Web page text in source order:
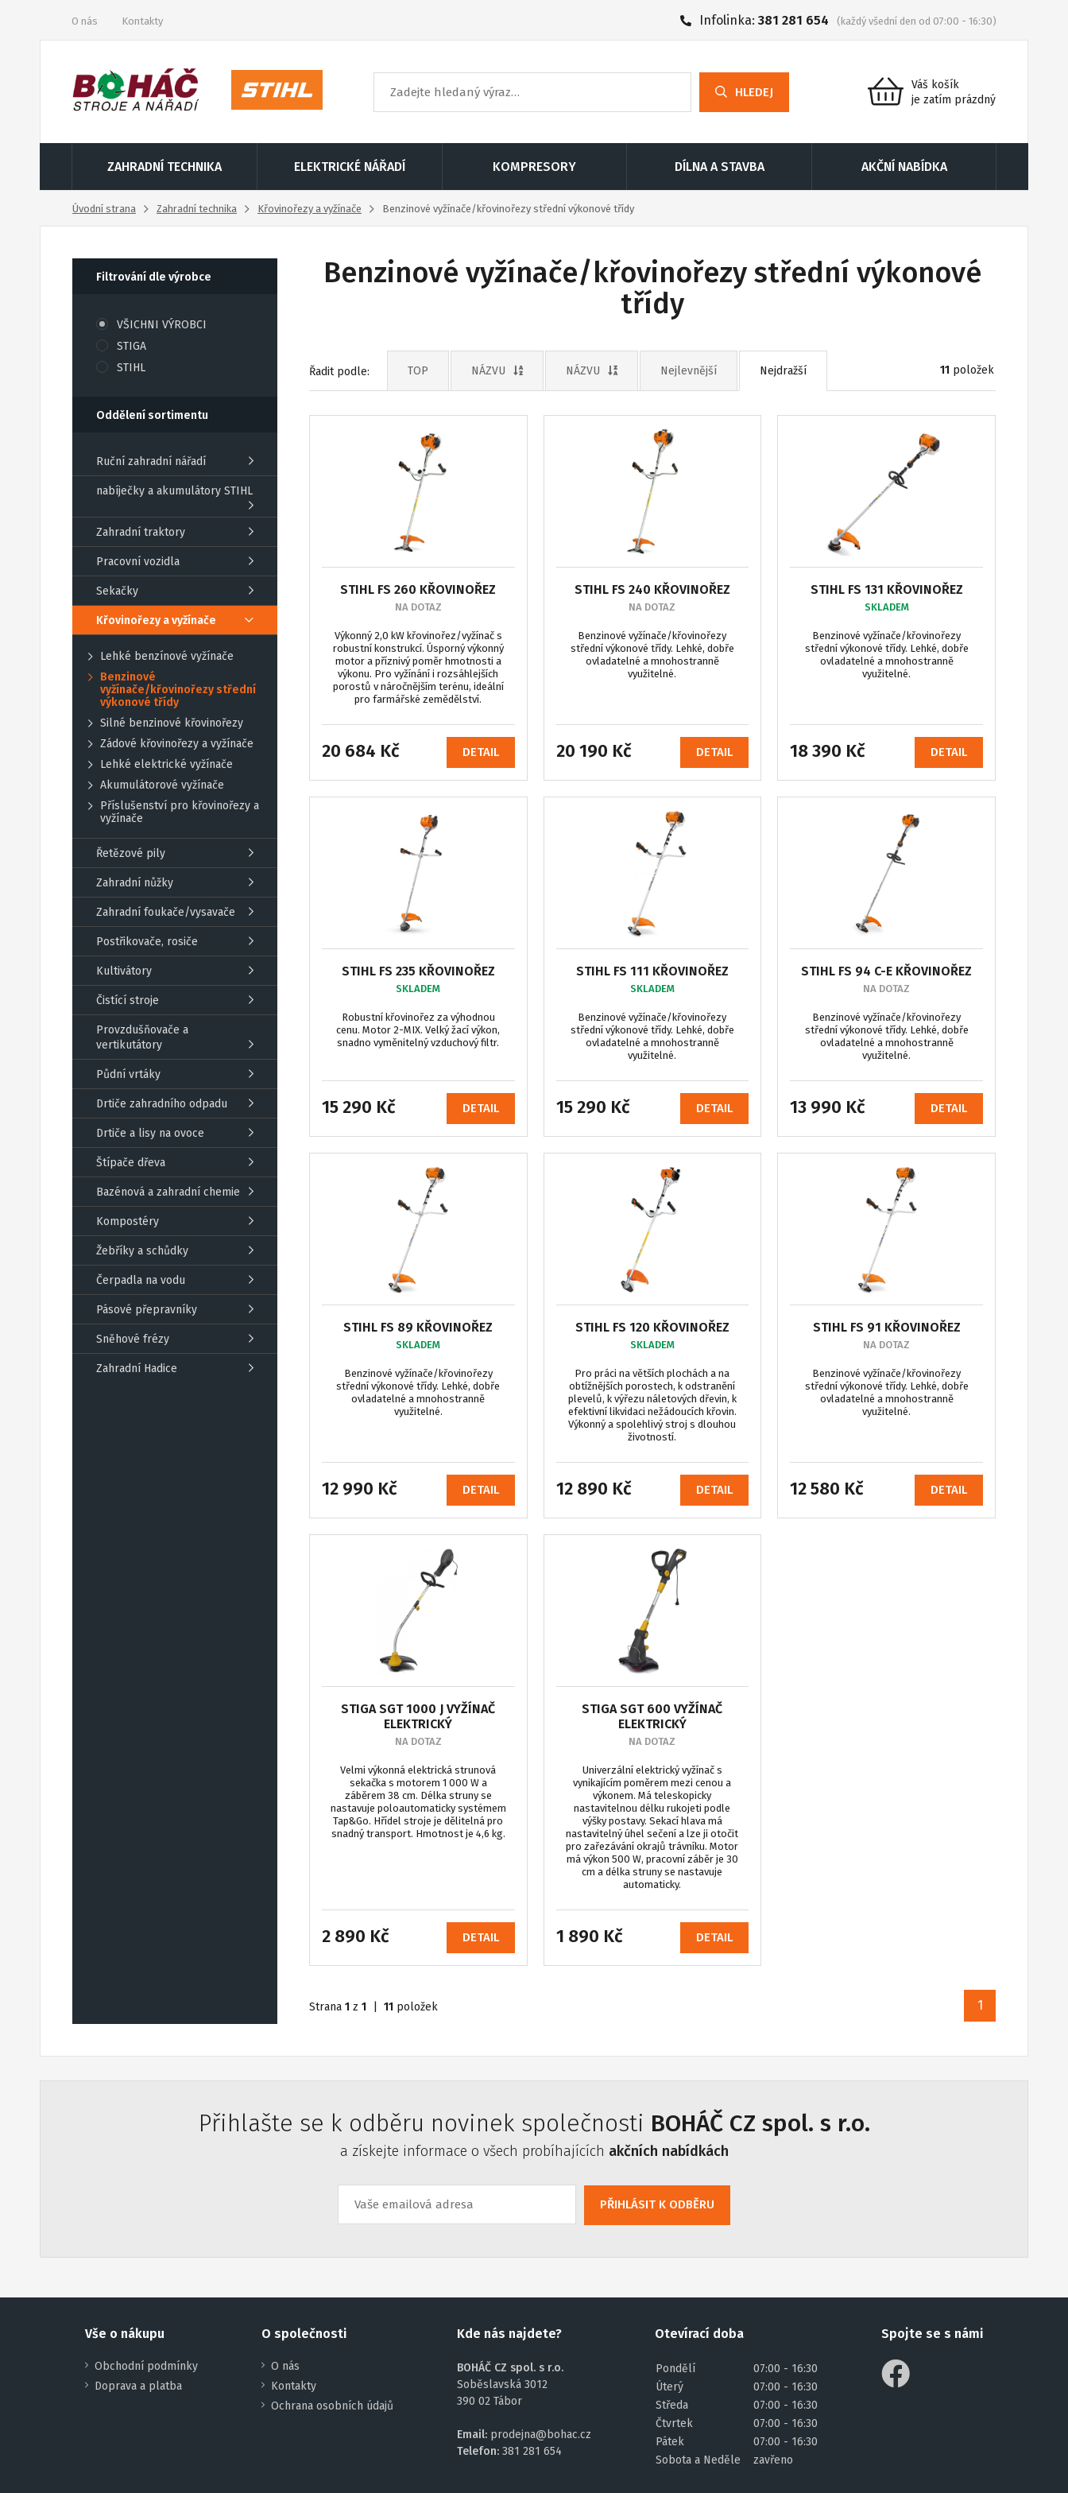
O nás Kontakty Infolinka: 381 281 654 (každý všední den od 07:00 - 16:30)
HLEDEJ
Váš košík
je zatím prázdný
ZAHRADNÍ TECHNIKA ELEKTRICKÉ NÁŘADÍ KOMPRESORY DÍLNA A STAVBA AKČNÍ NABÍDKA
Úvodní strana Zahradní technika Křovinořezy a vyžínače Benzinové vyžínače/křovinořezy střední výkonové třídy
Filtrování dle výrobce
VŠICHNI VÝROBCI
STIGA
STIHL
Oddělení sortimentu
Ruční zahradní nářadí
nabíječky a akumulátory STIHL
Zahradní traktory
Pracovní vozidla
Sekačky
Křovinořezy a vyžínače
Lehké benzínové vyžínače
Benzinové
vyžínače/křovinořezy střední
výkonové třídy
Silné benzinové křovinořezy
Zádové křovinořezy a vyžínače
Lehké elektrické vyžínače
Akumulátorové vyžínače
Příslušenství pro křovinořezy a
vyžínače
Řetězové pily
Zahradní nůžky
Zahradní foukače/vysavače
Postřikovače, rosiče
Kultivátory
Čistící stroje
Provzdušňovače a
vertikutátory
Půdní vrtáky
Drtiče zahradního odpadu
Drtiče a lisy na ovoce
Štípače dřeva
Bazénová a zahradní chemie
Kompostéry
Žebříky a schůdky
Čerpadla na vodu
Pásové přepravníky
Sněhové frézy
Zahradní Hadice
Benzinové vyžínače/křovinořezy střední výkonové
třídy
Řadit podle: TOP NÁZVU NÁZVU Nejlevnější Nejdražší 11 položek
STIHL FS 260 KŘOVINOŘEZ
NA DOTAZ
Výkonný 2,0 kW křovinořez/vyžínač s
robustní konstrukcí. Úsporný výkonný
motor a příznivý poměr hmotnosti a
výkonu. Pro vyžínání i rozsáhlejších
porostů v náročnějším terénu, ideální
pro farmářské zemědělství.
20 684 Kč DETAIL
STIHL FS 240 KŘOVINOŘEZ
NA DOTAZ
Benzinové vyžínače/křovinořezy
střední výkonové třídy. Lehké, dobře
ovladatelné a mnohostranně
využitelné.
20 190 Kč DETAIL
STIHL FS 131 KŘOVINOŘEZ
SKLADEM
Benzinové vyžínače/křovinořezy
střední výkonové třídy. Lehké, dobře
ovladatelné a mnohostranně
využitelné.
18 390 Kč DETAIL
STIHL FS 235 KŘOVINOŘEZ
SKLADEM
Robustní křovinořez za výhodnou
cenu. Motor 2-MIX. Velký žací výkon,
snadno vyměnitelný vzduchový filtr.
15 290 Kč DETAIL
STIHL FS 111 KŘOVINOŘEZ
SKLADEM
Benzinové vyžínače/křovinořezy
střední výkonové třídy. Lehké, dobře
ovladatelné a mnohostranně
využitelné.
15 290 Kč DETAIL
STIHL FS 94 C-E KŘOVINOŘEZ
NA DOTAZ
Benzinové vyžínače/křovinořezy
střední výkonové třídy. Lehké, dobře
ovladatelné a mnohostranně
využitelné.
13 990 Kč DETAIL
STIHL FS 89 KŘOVINOŘEZ
SKLADEM
Benzinové vyžínače/křovinořezy
střední výkonové třídy. Lehké, dobře
ovladatelné a mnohostranně
využitelné.
12 990 Kč DETAIL
STIHL FS 120 KŘOVINOŘEZ
SKLADEM
Pro práci na větších plochách a na
obtížnějších porostech, k odstranění
plevelů, k výřezu náletových dřevin, k
efektivní likvidaci nežádoucích křovin.
Výkonný a spolehlivý stroj s dlouhou
životností.
12 890 Kč DETAIL
STIHL FS 91 KŘOVINOŘEZ
NA DOTAZ
Benzinové vyžínače/křovinořezy
střední výkonové třídy. Lehké, dobře
ovladatelné a mnohostranně
využitelné.
12 580 Kč DETAIL
STIGA SGT 1000 J VYŽÍNAČ
ELEKTRICKÝ
NA DOTAZ
Velmi výkonná elektrická strunová
sekačka s motorem 1 000 W a
záběrem 38 cm. Délka struny se
nastavuje poloautomaticky systémem
Tap&Go. Hřídel stroje je dělitelná pro
snadný transport. Hmotnost je 4,6 kg.
2 890 Kč DETAIL
STIGA SGT 600 VYŽÍNAČ
ELEKTRICKÝ
NA DOTAZ
Univerzální elektrický vyžínač s
vynikajícím poměrem mezi cenou a
výkonem. Má teleskopicky
nastavitelnou délku rukojeti podle
výšky postavy. Sekací hlava má
nastavitelný úhel sečení a lze ji otočit
pro zařezávání okrajů trávníku. Motor
má výkon 500 W, pracovní záběr je 30
cm a délka struny se nastavuje
automaticky.
1 890 Kč DETAIL
Strana 1 z 1 11 položek 1
Přihlašte se k odběru novinek společnosti BOHÁČ CZ spol. s r.o.
a získejte informace o všech probíhajících akčních nabídkách
PŘIHLÁSIT K ODBĚRU
Vše o nákupu
Obchodní podmínky
Doprava a platba
O společnosti
O nás
Kontakty
Ochrana osobních údajů
Kde nás najdete?
BOHÁČ CZ spol. s r.o.
Soběslavská 3012
390 02 Tábor
Email: prodejna@bohac.cz
Telefon: 381 281 654
Otevírací doba
Pondělí
07:00 - 16:30
Úterý
07:00 - 16:30
Středa
07:00 - 16:30
Čtvrtek
07:00 - 16:30
Pátek
07:00 - 16:30
Sobota a Neděle
zavřeno
Spojte se s námi